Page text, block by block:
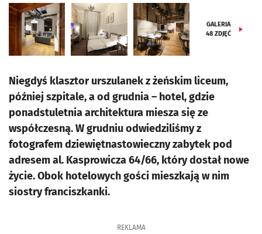
GALERIA
48 ZDJĘĆ
Niegdyś klasztor urszulanek z żeńskim liceum,
później szpitale, a od grudnia – hotel, gdzie
ponadstuletnia architektura miesza się ze
współczesną. W grudniu odwiedziliśmy z
fotografem dziewiętnastowieczny zabytek pod
adresem al. Kasprowicza 64/66, który dostał nowe
życie. Obok hotelowych gości mieszkają w nim
siostry franciszkanki.
REKLAMA